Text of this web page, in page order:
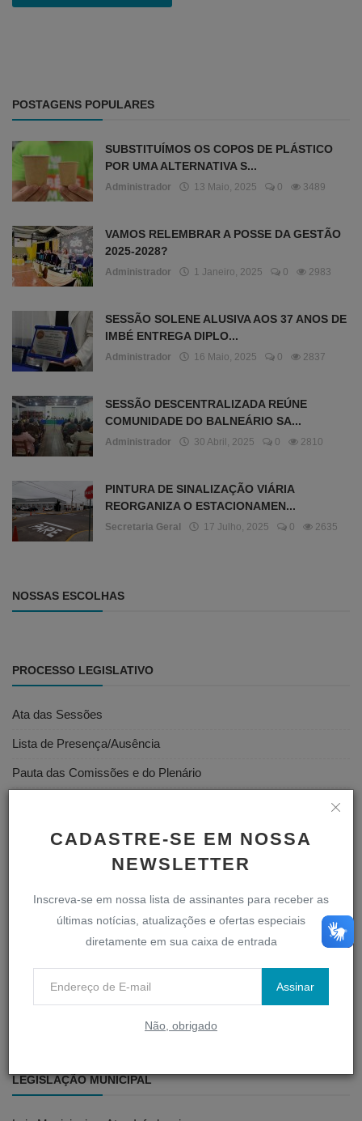
CADASTRE-SE EM NOSSA
NEWSLETTER
Inscreva-se em nossa lista de assinantes para receber as
últimas notícias, atualizações e ofertas especiais
diretamente em sua caixa de entrada
Assinar
Não, obrigado
POSTAGENS POPULARES
SUBSTITUÍMOS OS COPOS DE PLÁSTICO
POR UMA ALTERNATIVA S...
Administrador 13 Maio, 2025 0 3489
VAMOS RELEMBRAR A POSSE DA GESTÃO
2025-2028?
Administrador 1 Janeiro, 2025 0 2983
SESSÃO SOLENE ALUSIVA AOS 37 ANOS DE
IMBÉ ENTREGA DIPLO...
Administrador 16 Maio, 2025 0 2837
SESSÃO DESCENTRALIZADA REÚNE
COMUNIDADE DO BALNEÁRIO SA...
Administrador 30 Abril, 2025 0 2810
PINTURA DE SINALIZAÇÃO VIÁRIA
REORGANIZA O ESTACIONAMEN...
Secretaria Geral 17 Julho, 2025 0 2635
NOSSAS ESCOLHAS
PROCESSO LEGISLATIVO
Ata das Sessões
Lista de Presença/Ausência
Pauta das Comissões e do Plenário
Votações
Vídeos das Sessões
SERVIDOR
Portal do Servidor
LEGISLAÇÃO MUNICIPAL